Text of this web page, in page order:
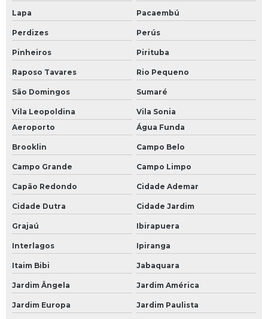
Módulo de controle eletrônico
Módulo de entrada clp
Módulo de entrada plc
Módulo de plc
Módulo fieldbus
Módulo profibus
Monitor industrial
Monitor industrial touch screen
Placa de i o
Lapa Pacaembú
Perdizes Perús
Pinheiros Pirituba
Raposo Tavares Rio Pequeno
São Domingos Sumaré
Vila Leopoldina
Vila Sonia
Aeroporto
Água Funda
Brooklin Campo Belo
Campo Grande Campo Limpo
Capão Redondo Cidade Ademar
Cidade Dutra Cidade Jardim
Grajaú Ibirapuera
Interlagos Ipiranga
Itaim Bibi Jabaquara
Jardim Ângela Jardim América
Jardim Europa Jardim Paulista